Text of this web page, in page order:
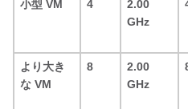
小型 VM 4
2.00
GHz
より大き
な VM
8
2.00
GHz